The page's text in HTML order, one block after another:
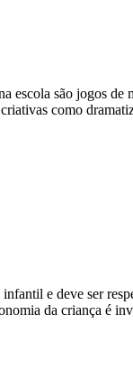
escola são jogos
como
e deve ser
da criança é